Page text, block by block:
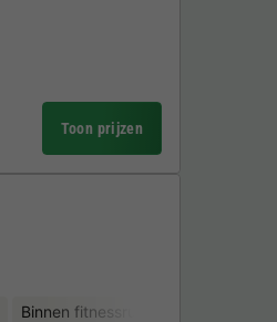
Toon prijzen
Binnen fitnessruimte